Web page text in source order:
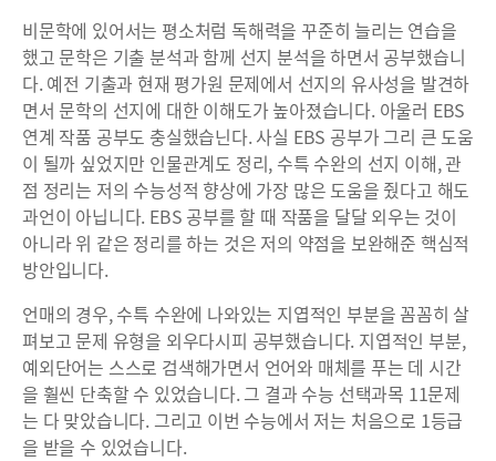
비문학에 있어서는 평소처럼 독해력을 꾸준히 늘리는 연습을
했고 문학은 기출 분석과 함께 선지 분석을 하면서 공부했습니
다. 예전 기출과 현재 평가원 문제에서 선지의 유사성을 발견하
면서 문학의 선지에 대한 이해도가 높아졌습니다. 아울러 EBS
연계 작품 공부도 충실했습닌다. 사실 EBS 공부가 그리 큰 도움
이 될까 싶었지만 인물관계도 정리, 수특 수완의 선지 이해, 관
점 정리는 저의 수능성적 향상에 가장 많은 도움을 줬다고 해도
과언이 아닙니다. EBS 공부를 할 때 작품을 달달 외우는 것이
아니라 위 같은 정리를 하는 것은 저의 약점을 보완해준 핵심적
방안입니다.
언매의 경우, 수특 수완에 나와있는 지엽적인 부분을 꼼꼼히 살
펴보고 문제 유형을 외우다시피 공부했습니다. 지엽적인 부분,
예외단어는 스스로 검색해가면서 언어와 매체를 푸는 데 시간
을 훨씬 단축할 수 있었습니다. 그 결과 수능 선택과목 11문제
는 다 맞았습니다. 그리고 이번 수능에서 저는 처음으로 1등급
을 받을 수 있었습니다.